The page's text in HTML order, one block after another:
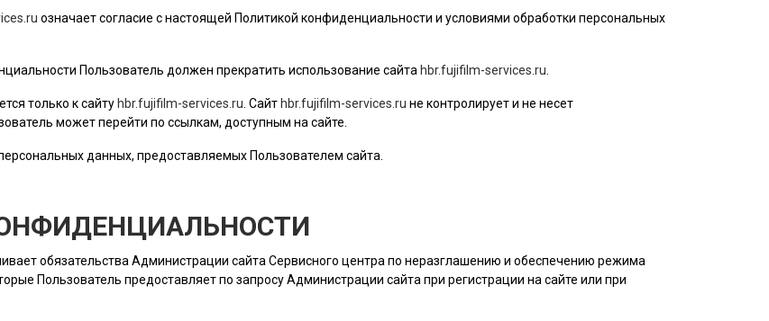
означает согласие с настоящей Политикой конфиденциальности и условиями обработки персональных
Пользователь должен прекратить использование сайта hbr.fujifilm-services.ru
только к сайту hbr.fujifilm-services.ru . Сайт hbr.fujifilm-services.ru не контролирует и не несет
может перейти по ссылкам, доступным на сайте.
данных, предоставляемых Пользователем сайта.
обязательства Администрации сайта Сервисного центра по неразглашению и обеспечению режима
Пользователь предоставляет по запросу Администрации сайта при регистрации на сайте или при